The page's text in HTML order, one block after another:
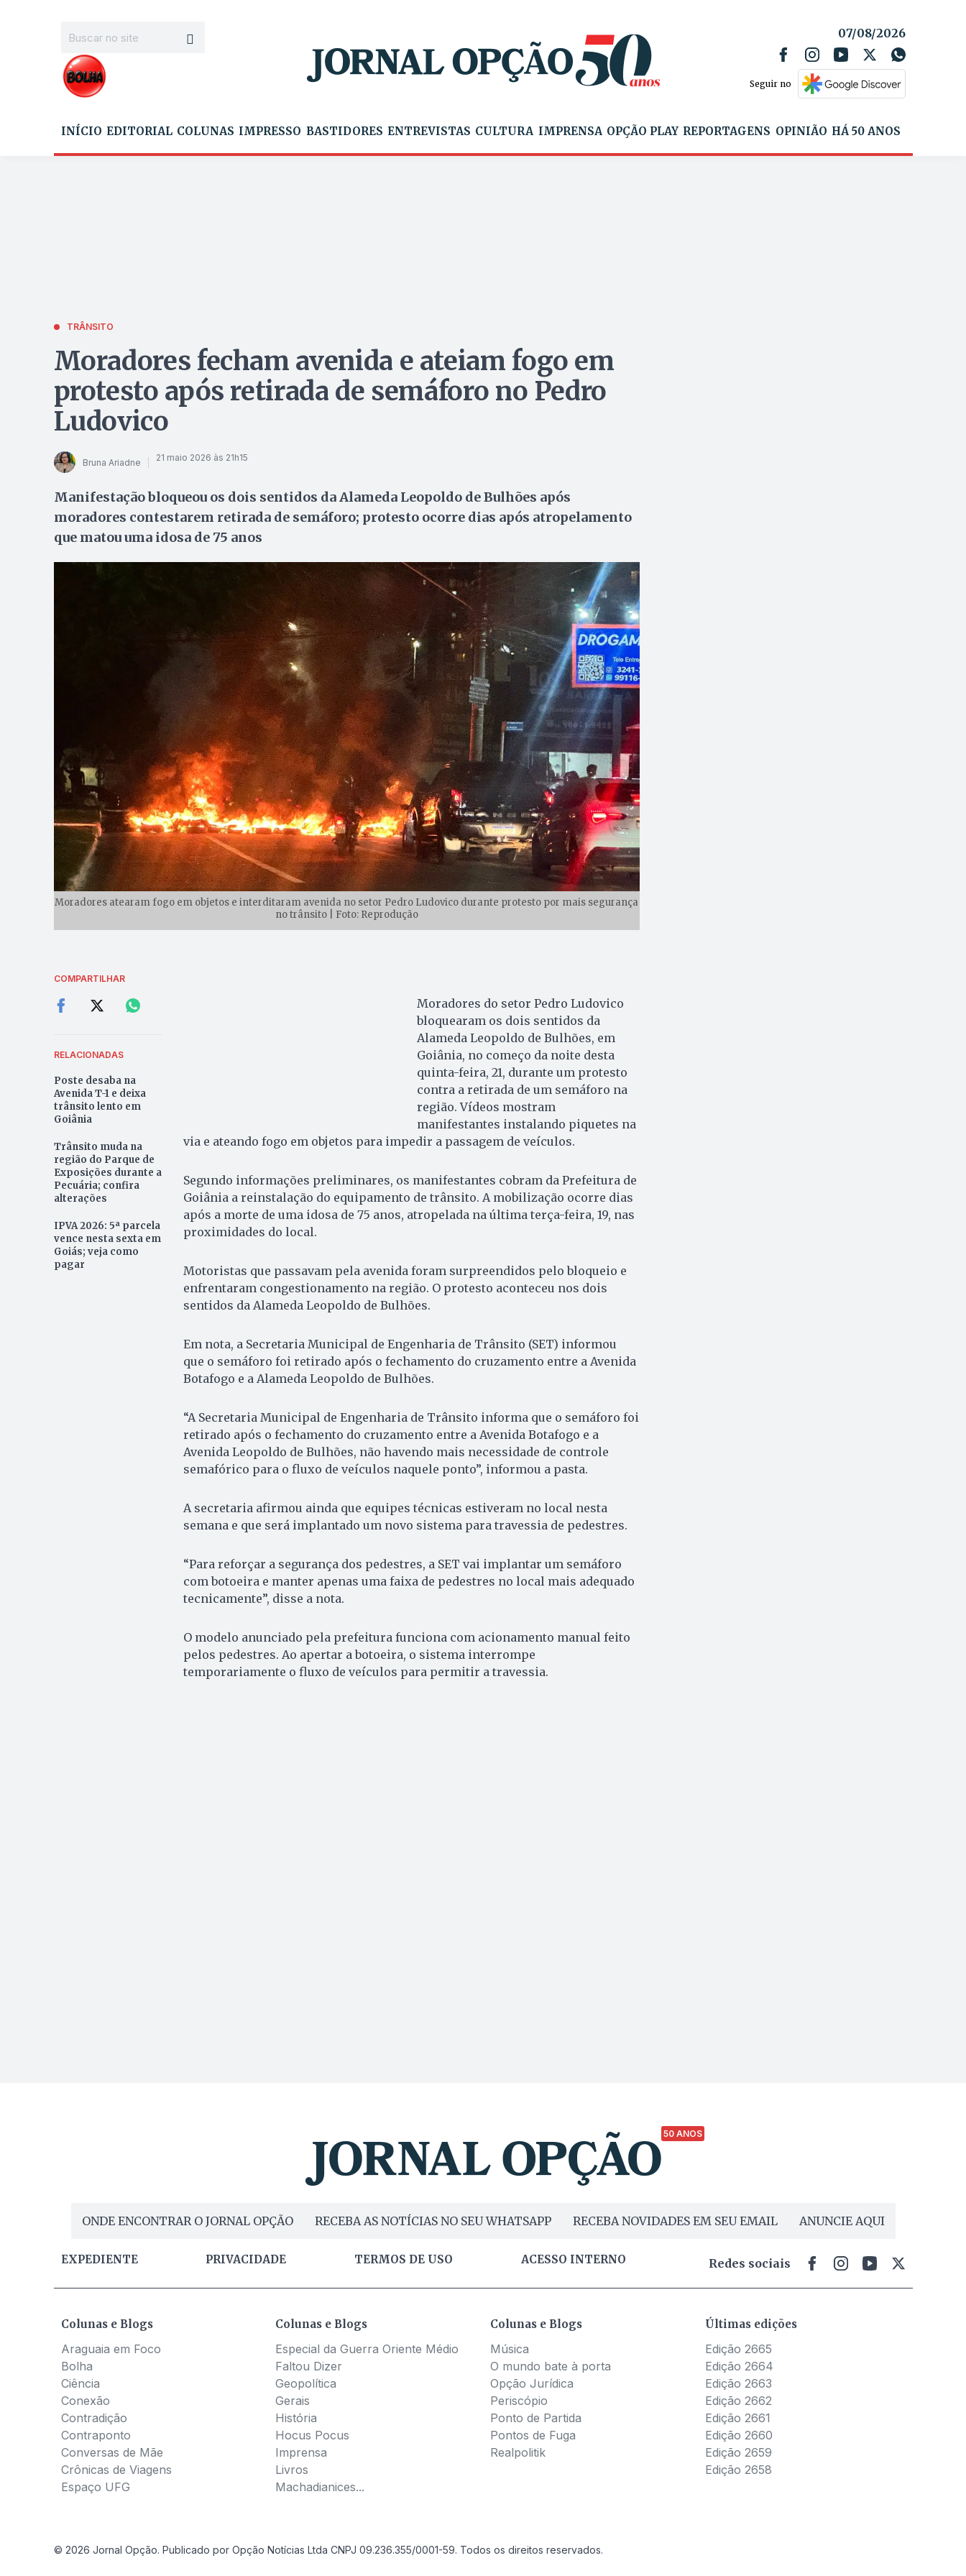
07/08/2026
Seguir no
INÍCIO EDITORIAL COLUNAS IMPRESSO BASTIDORES ENTREVISTAS CULTURA IMPRENSA OPÇÃO PLAY REPORTAGENS OPINIÃO HÁ 50 ANOS
TRÂNSITO
Moradores fecham avenida e ateiam fogo em
protesto após retirada de semáforo no Pedro
Ludovico
Bruna Ariadne 21 maio 2026 às 21h15
Manifestação bloqueou os dois sentidos da Alameda Leopoldo de Bulhões após
moradores contestarem retirada de semáforo; protesto ocorre dias após atropelamento
que matou uma idosa de 75 anos
Moradores atearam fogo em objetos e interditaram avenida no setor Pedro Ludovico durante protesto por mais segurança
no trânsito | Foto: Reprodução
COMPARTILHAR
RELACIONADAS
Poste desaba na
Avenida T-1 e deixa
trânsito lento em
Goiânia
Trânsito muda na
região do Parque de
Exposições durante a
Pecuária; confira
alterações
IPVA 2026: 5ª parcela
vence nesta sexta em
Goiás; veja como
pagar
Moradores do setor Pedro Ludovico
bloquearam os dois sentidos da
Alameda Leopoldo de Bulhões, em
Goiânia, no começo da noite desta
quinta-feira, 21, durante um protesto
contra a retirada de um semáforo na
região. Vídeos mostram
manifestantes instalando piquetes na
via e ateando fogo em objetos para impedir a passagem de veículos.
Segundo informações preliminares, os manifestantes cobram da Prefeitura de
Goiânia a reinstalação do equipamento de trânsito. A mobilização ocorre dias
após a morte de uma idosa de 75 anos, atropelada na última terça-feira, 19, nas
proximidades do local.
Motoristas que passavam pela avenida foram surpreendidos pelo bloqueio e
enfrentaram congestionamento na região. O protesto aconteceu nos dois
sentidos da Alameda Leopoldo de Bulhões.
Em nota, a Secretaria Municipal de Engenharia de Trânsito (SET) informou
que o semáforo foi retirado após o fechamento do cruzamento entre a Avenida
Botafogo e a Alameda Leopoldo de Bulhões.
“A Secretaria Municipal de Engenharia de Trânsito informa que o semáforo foi
retirado após o fechamento do cruzamento entre a Avenida Botafogo e a
Avenida Leopoldo de Bulhões, não havendo mais necessidade de controle
semafórico para o fluxo de veículos naquele ponto”, informou a pasta.
A secretaria afirmou ainda que equipes técnicas estiveram no local nesta
semana e que será implantado um novo sistema para travessia de pedestres.
“Para reforçar a segurança dos pedestres, a SET vai implantar um semáforo
com botoeira e manter apenas uma faixa de pedestres no local mais adequado
tecnicamente”, disse a nota.
O modelo anunciado pela prefeitura funciona com acionamento manual feito
pelos pedestres. Ao apertar a botoeira, o sistema interrompe
temporariamente o fluxo de veículos para permitir a travessia.
50 ANOS
ONDE ENCONTRAR O JORNAL OPÇÃO RECEBA AS NOTÍCIAS NO SEU WHATSAPP RECEBA NOVIDADES EM SEU EMAIL ANUNCIE AQUI
EXPEDIENTE PRIVACIDADE TERMOS DE USO ACESSO INTERNO Redes sociais
Colunas e Blogs
Araguaia em Foco
Bolha
Ciência
Conexão
Contradição
Contraponto
Conversas de Mãe
Crônicas de Viagens
Espaço UFG
Colunas e Blogs
Especial da Guerra Oriente Médio
Faltou Dizer
Geopolítica
Gerais
História
Hocus Pocus
Imprensa
Livros
Machadianices...
Colunas e Blogs
Música
O mundo bate à porta
Opção Jurídica
Periscópio
Ponto de Partida
Pontos de Fuga
Realpolitik
Últimas edições
Edição 2665
Edição 2664
Edição 2663
Edição 2662
Edição 2661
Edição 2660
Edição 2659
Edição 2658
© 2026 Jornal Opção. Publicado por Opção Notícias Ltda CNPJ 09.236.355/0001-59. Todos os direitos reservados.